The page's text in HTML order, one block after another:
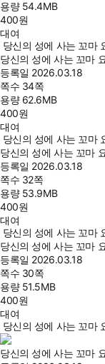
용량 54.4MB
400원
대여
당신의 성에 사는 꼬마
당신의 성에 사는 꼬마
등록일 2026.03.18
쪽수 34쪽
용량 62.6MB
400원
대여
당신의 성에 사는 꼬마
당신의 성에 사는 꼬마
등록일 2026.03.18
쪽수 32쪽
용량 53.9MB
400원
대여
당신의 성에 사는 꼬마
당신의 성에 사는 꼬마
등록일 2026.03.18
쪽수 30쪽
용량 51.5MB
400원
대여
당신의 성에 사는 꼬마
당신의 성에 사는 꼬마